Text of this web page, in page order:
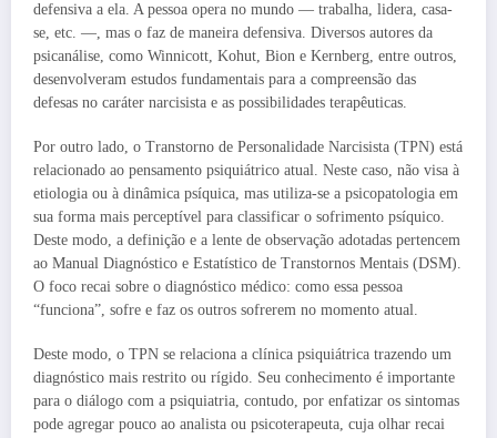
defensiva a ela. A pessoa opera no mundo — trabalha, lidera, casa-
se, etc. —, mas o faz de maneira defensiva. Diversos autores da
psicanálise, como Winnicott, Kohut, Bion e Kernberg, entre outros,
desenvolveram estudos fundamentais para a compreensão das
defesas no caráter narcisista e as possibilidades terapêuticas.
Por outro lado, o Transtorno de Personalidade Narcisista (TPN) está
relacionado ao pensamento psiquiátrico atual. Neste caso, não visa à
etiologia ou à dinâmica psíquica, mas utiliza-se a psicopatologia em
sua forma mais perceptível para classificar o sofrimento psíquico.
Deste modo, a definição e a lente de observação adotadas pertencem
ao Manual Diagnóstico e Estatístico de Transtornos Mentais (DSM).
O foco recai sobre o diagnóstico médico: como essa pessoa
“funciona”, sofre e faz os outros sofrerem no momento atual.
Deste modo, o TPN se relaciona a clínica psiquiátrica trazendo um
diagnóstico mais restrito ou rígido. Seu conhecimento é importante
para o diálogo com a psiquiatria, contudo, por enfatizar os sintomas
pode agregar pouco ao analista ou psicoterapeuta, cuja olhar recai